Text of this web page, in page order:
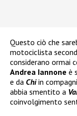
Questo ciò che
motociclista
considerano ormai
Andrea Iannone è
e da Chiin
abbia smentito a
coinvolgimento